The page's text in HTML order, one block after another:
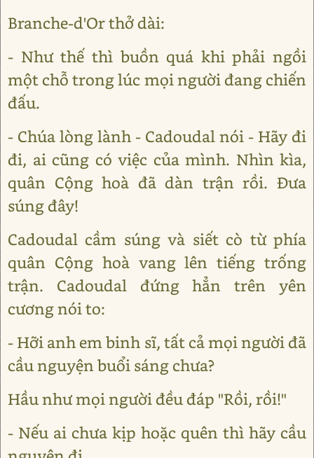
Branche-d'Or thở dài:
- Như thế thì buồn quá khi phải ngồi
một chỗ trong lúc mọi người đang chiến
đấu.
- Chúa lòng lành - Cadoudal nói - Hãy đi
đi, ai cũng có việc của mình. Nhìn kìa,
quân Cộng hoà đã dàn trận rồi. Đưa
súng đây!
Cadoudal cầm súng và siết cò từ phía
quân Cộng hoà vang lên tiếng trống
trận. Cadoudal đứng hẳn trên yên
cương nói to:
- Hỡi anh em binh sĩ, tất cả mọi người đã
cầu nguyện buổi sáng chưa?
Hầu như mọi người đều đáp "Rồi, rồi!"
- Nếu ai chưa kịp hoặc quên thì hãy cầu